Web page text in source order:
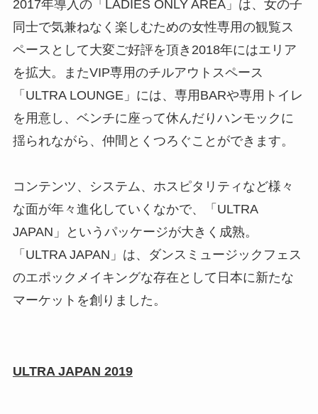
2017年導入の「LADIES ONLY AREA」は、 女の子
同士で気兼ねなく楽しむための女性専用の観覧ス
ペースとし て大変ご好評を頂き2018年にはエリア
を拡大。
またVIP専用のチルアウトスペース
「ULTRA LOUNGE」には、専用BARや専用トイレ
を用意し、 ベンチに座って休んだりハンモックに
揺られながら、 仲間とくつろぐことができます。
コンテンツ、システム、 ホスピタリティなど様々
な面が年々進化していくなかで、「 ULTRA
JAPAN」というパッケージが大きく成熟。
「ULTRA JAPAN」は、
ダンスミュージックフェス
のエポックメイキングな存在として日本に新たな
マーケットを創りました。
ULTRA JAPAN 2019